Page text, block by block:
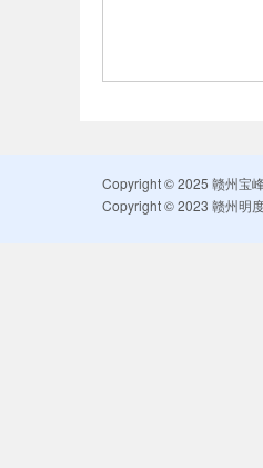
Copyright © 2025 赣州宝
Copyright © 2023 赣州明